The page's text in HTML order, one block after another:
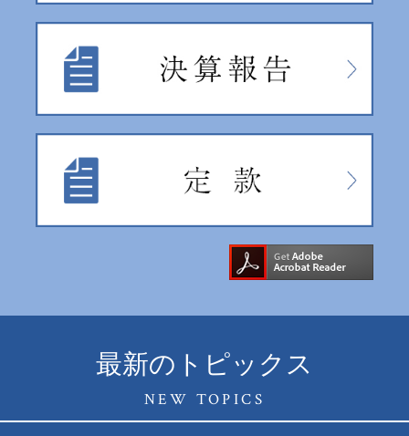
最新のトピックス
NEW TOPICS